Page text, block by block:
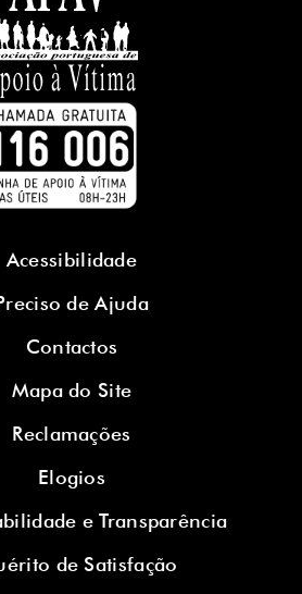
Acessibilidade
de Ajuda
Contactos
Mapa do Site
Reclamações
Elogios
e Transparência
de Satisfação